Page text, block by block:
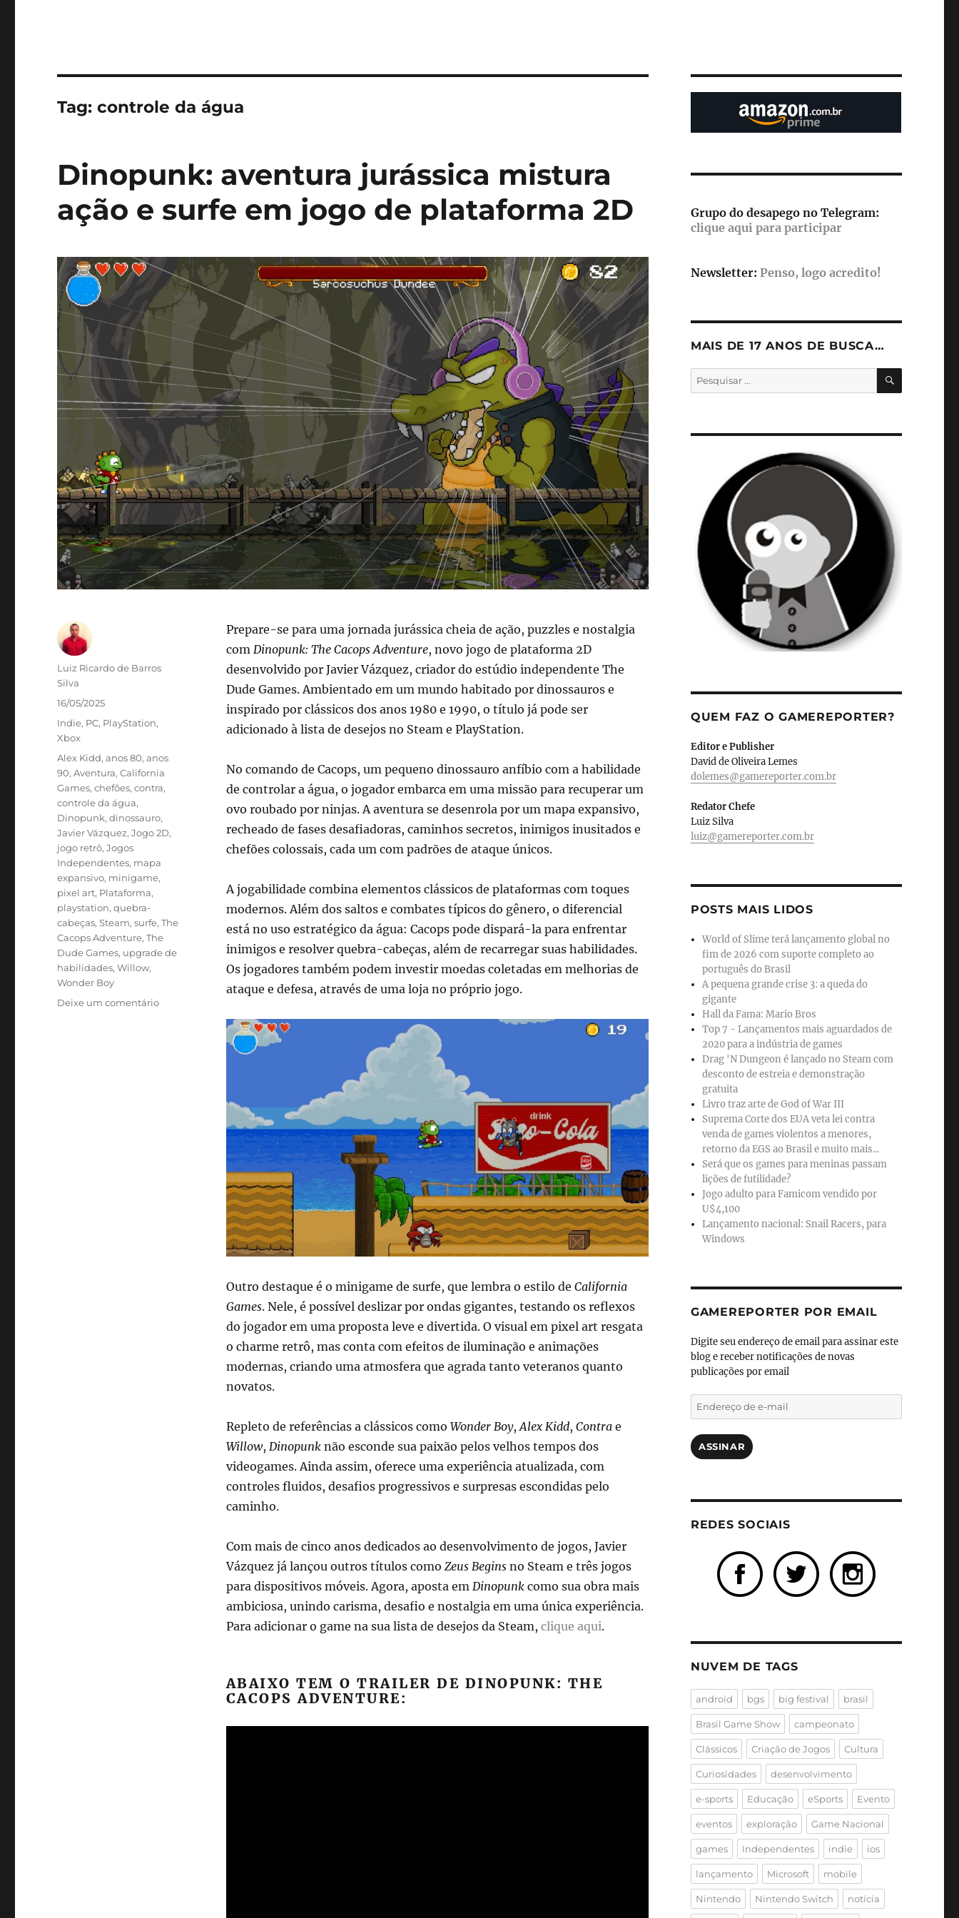
Tag:controle da água
Dinopunk: aventura jurássica mistura
ação e surfe em jogo de plataforma 2D
Prepare-se para uma jornada jurássica cheia de ação, puzzles e nostalgia
com Dinopunk: The Cacops Adventure, novo jogo de plataforma 2D
desenvolvido por Javier Vázquez, criador do estúdio independente The
Dude Games. Ambientado em um mundo habitado por dinossauros e
inspirado por clássicos dos anos 1980 e 1990, o título já pode ser
adicionado à lista de desejos no Steam e PlayStation.
No comando de Cacops, um pequeno dinossauro anfíbio com a habilidade
de controlar a água, o jogador embarca em uma missão para recuperar um
ovo roubado por ninjas. A aventura se desenrola por um mapa expansivo,
recheado de fases desafiadoras, caminhos secretos, inimigos inusitados e
chefões colossais, cada um com padrões de ataque únicos.
A jogabilidade combina elementos clássicos de plataformas com toques
modernos. Além dos saltos e combates típicos do gênero, o diferencial
está no uso estratégico da água: Cacops pode dispará-la para enfrentar
inimigos e resolver quebra-cabeças, além de recarregar suas habilidades.
Os jogadores também podem investir moedas coletadas em melhorias de
ataque e defesa, através de uma loja no próprio jogo.
Outro destaque é o minigame de surfe, que lembra o estilo de California
Games. Nele, é possível deslizar por ondas gigantes, testando os reflexos
do jogador em uma proposta leve e divertida. O visual em pixel art resgata
o charme retrô, mas conta com efeitos de iluminação e animações
modernas, criando uma atmosfera que agrada tanto veteranos quanto
novatos.
Repleto de referências a clássicos como Wonder Boy,Alex Kidd, Contrae
Willow, Dinopunknão esconde sua paixão pelos velhos tempos dos
videogames. Ainda assim, oferece uma experiência atualizada, com
controles fluidos, desafios progressivos e surpresas escondidas pelo
caminho.
Com mais de cinco anos dedicados ao desenvolvimento de jogos, Javier
Vázquez já lançou outros títulos como Zeus Beginsno Steam e três jogos
para dispositivos móveis. Agora, aposta em Dinopunkcomo sua obra mais
ambiciosa, unindo carisma, desafio e nostalgia em uma única experiência.
Para adicionar o game na sua lista de desejos da Steam, clique aqui.
ABAIXO TEM O TRAILER DE DINOPUNK: THE
CACOPS ADVENTURE:
Autor
Luiz Ricardo de Barros
Silva
Publicado
em
16/05/2025
Categorias
Indie, PC, PlayStation,
Xbox
Tags
Alex Kidd,anos 80,anos
90,Aventura,California
Games,chefões,contra,
controle da água,
Dinopunk,dinossauro,
Javier Vázquez,Jogo 2D,
jogo retrô,Jogos
Independentes, mapa
expansivo, minigame,
pixel art, Plataforma,
playstation,quebra-
cabeças,Steam,surfe,The
Cacops Adventure,The
Dude Games, upgrade de
habilidades,Willow,
Wonder Boy
Deixe um comentárioem
Grupo do desapego no Telegram:
clique aqui para participar
Newsletter: Penso, logo acredito!
MAIS DE 17 ANOS DE BUSCA…
Pesquisar
por:
QUEM FAZ O GAMEREPORTER?
Editor e Publisher
David de Oliveira Lemes
dolemes@gamereporter.com.br
Redator Chefe
Luiz Silva
luiz@gamereporter.com.br
POSTS MAIS LIDOS
World of Slime terá lançamento global no
fim de 2026 com suporte completo ao
português do Brasil
A pequena grande crise 3: a queda do
gigante
Hall da Fama: Mario Bros
Top 7 - Lançamentos mais aguardados de
2020 para a indústria de games
Drag 'N Dungeon é lançado no Steam com
desconto de estreia e demonstração
gratuita
Livro traz arte de God of War III
Suprema Corte dos EUA veta lei contra
venda de games violentos a menores,
retorno da EGS ao Brasil e muito mais...
Será que os games para meninas passam
lições de futilidade?
Jogo adulto para Famicom vendido por
U$4,100
Lançamento nacional: Snail Racers, para
Windows
GAMEREPORTER POR EMAIL
Digite seu endereço de email para assinar este
blog e receber notificações de novas
publicações por email
Endereço
de
e-
mail
ASSINAR
REDES SOCIAIS
NUVEM DE TAGS
android bgs big festival brasil
Brasil Game Show campeonato
Clássicos Criação de Jogos Cultura
Curiosidades desenvolvimento
e-sports Educação eSports Evento
eventos exploração Game Nacional
games Independentes indie ios
lançamento Microsoft mobile
Nintendo Nintendo Switch notícia